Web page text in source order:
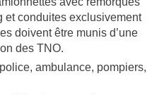
et conduites exclusivement
doivent être munis d’une
des TNO.
ambulance, pompiers,